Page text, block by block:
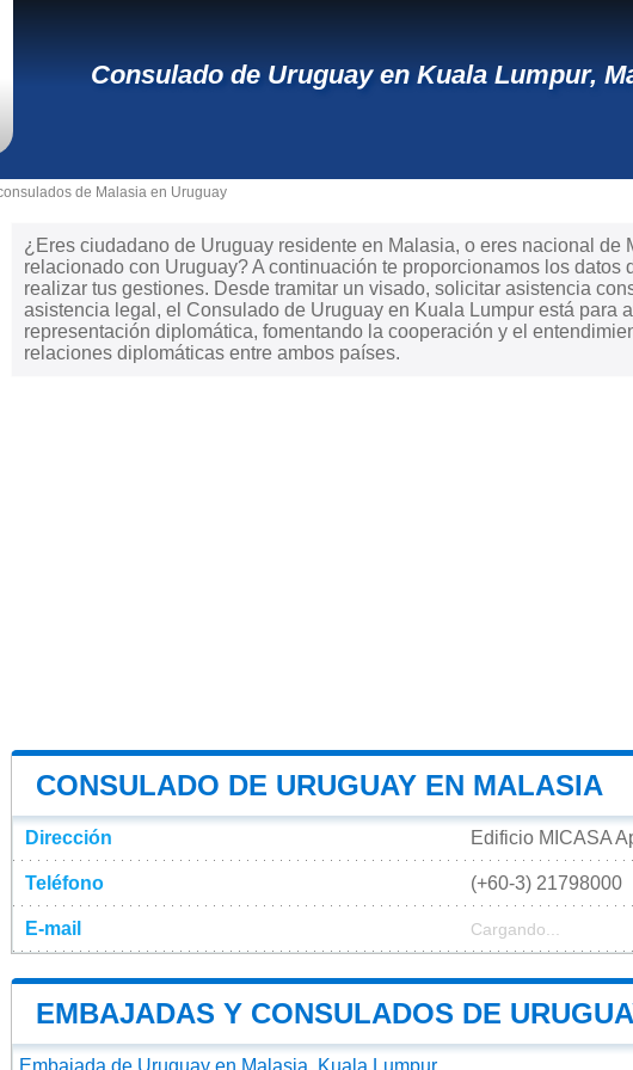
Consulado de Uruguay en Kuala Lumpur,
de Malasia en Uruguay
¿Eres ciudadano de Uruguay residente en Malasia, o eres nacional
relacionado con Uruguay? A continuación te proporcionamos los
realizar tus gestiones. Desde tramitar un visado, solicitar asistencia
asistencia legal, el Consulado de Uruguay en Kuala Lumpur está para
representación diplomática, fomentando la cooperación y el
relaciones diplomáticas entre ambos países.
CONSULADO DE URUGUAY EN MALASIA
Dirección Edificio MICASA
Teléfono (+60-3) 21798000
E-mail Cargando...
EMBAJADAS Y CONSULADOS DE
Embajada de Uruguay en Malasia, Kuala Lumpur